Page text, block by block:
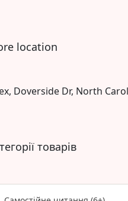
location
Doverside Dr, North
товарів